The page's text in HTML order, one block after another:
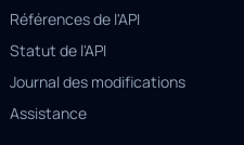
Références de l'API
Statut de l'API
Journal des modifications
Assistance